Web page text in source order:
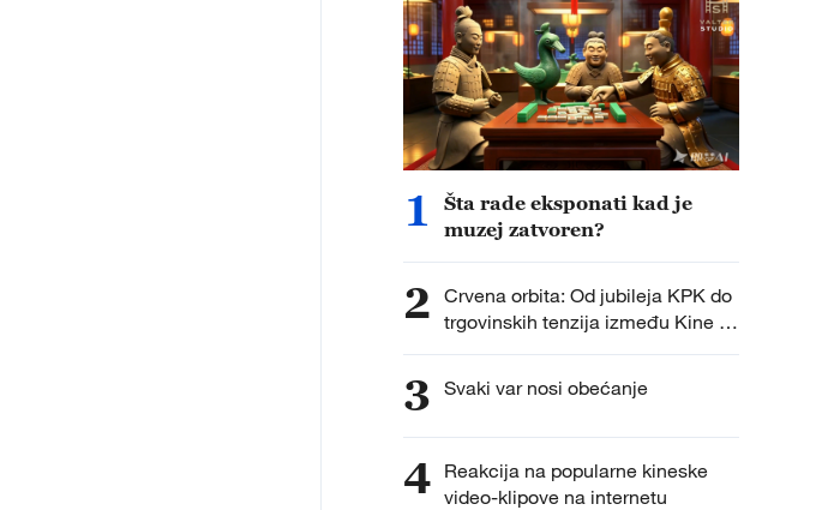
1
Šta rade eksponati kad je
muzej zatvoren?
2 Crvena orbita: Od jubileja KPK do
trgovinskih tenzija između Kine i
Japana
3 Svaki var nosi obećanje
4 Reakcija na popularne kineske
video-klipove na internetu